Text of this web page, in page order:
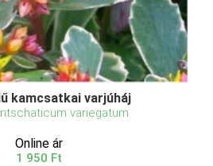
kamcsatkai varjúháj
variegatum
Online ár
1 950 Ft